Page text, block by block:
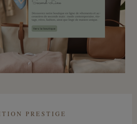
PRESTIGE